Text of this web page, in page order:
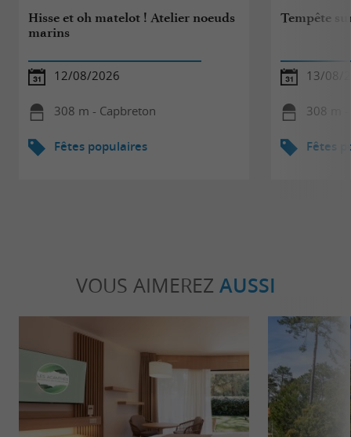
Hisse et oh matelot ! Atelier noeuds
marins
12/08/2026
308 m - Capbreton
Fêtes populaires
Tempête
13/08/
308 m
Fêtes
VOUS AIMEREZ AUSSI